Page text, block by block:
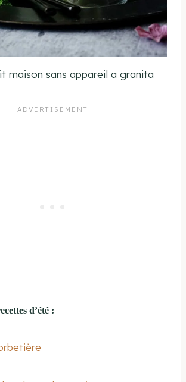
maison sans appareil a granita
d’été :